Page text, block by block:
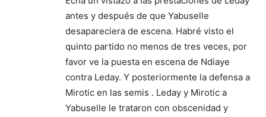
antes y después de que Yabuselle
desapareciera de escena. Habré visto el
quinto partido no menos de tres veces, por
favor ve la puesta en escena de Ndiaye
contra Leday. Y posteriormente la defensa a
Mirotic en las semis . Leday y Mirotic a
Yabuselle le trataron con obscenidad y